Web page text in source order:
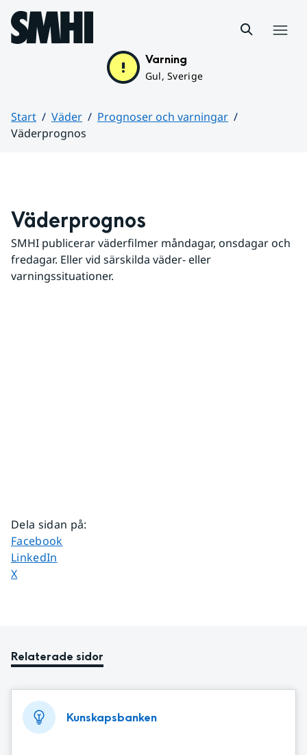
Hoppa till sidans innehåll
Varning
Gul, Sverige
Start Väder
Prognoser och varningar
Väderprognos
Väderprognos
SMHI publicerar väderfilmer måndagar, onsdagar och
fredagar. Eller vid särskilda väder- eller
varningssituationer.
Dela sidan på:
Dela sidan på
Facebook
Dela sidan på
LinkedIn
Dela sidan på
X
Relaterade sidor
Kunskapsbanken